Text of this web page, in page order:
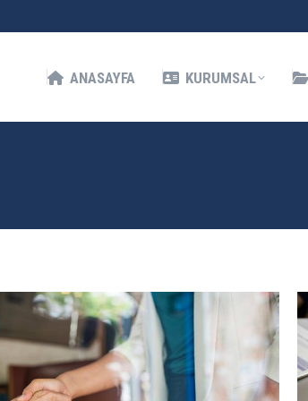
ANASAYFA KURUMSAL
HIZMETLERIMIZ İLETIŞIM